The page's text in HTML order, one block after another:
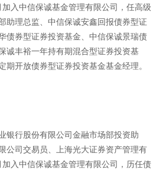
入中信保诚基金管理有限公司，任高级
助理总监、中信保诚安鑫回报债券型证
债券型证券投资基金、中信保诚景瑞债
诚丰裕一年持有期混合型证券投资基
期开放债券型证券投资基金基金经理。
银行股份有限公司金融市场部投资助
公司交易员、上海光大证券资产管理有
加入中信保诚基金管理有限公司，历任债